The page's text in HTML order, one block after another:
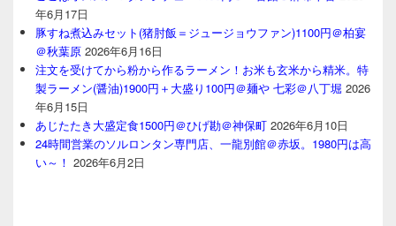
年6月17日
豚すね煮込みセット(猪肘飯＝ジュージョウファン)1100円＠柏宴
＠秋葉原 2026年6月16日
注文を受けてから粉から作るラーメン！お米も玄米から精米。特
製ラーメン(醤油)1900円＋大盛り100円＠麺や 七彩＠八丁堀 2026
年6月15日
あじたたき大盛定食1500円＠ひげ勘＠神保町 2026年6月10日
24時間営業のソルロンタン専門店、一龍別館＠赤坂。1980円は高
い～！ 2026年6月2日